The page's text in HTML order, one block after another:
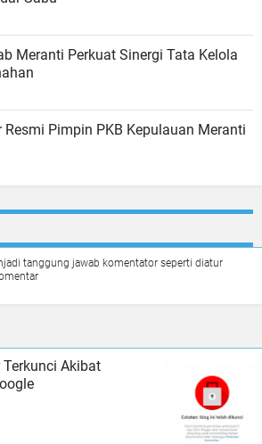
Meranti Perkuat Sinergi Tata Kelola
Resmi Pimpin PKB Kepulauan Meranti
tanggung jawab komentator seperti diatur
Akibat